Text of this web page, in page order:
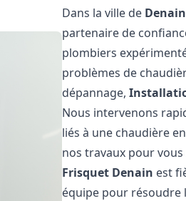
Dans la ville de Denain
partenaire de
plombiers
problèmes de
dépannage,
Nous intervenons
liés à une chaudière
nos travaux pour
Frisquet Denain est
équipe pour résoudre